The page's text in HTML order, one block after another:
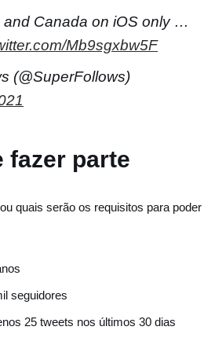
and Canada on iOS only …
Mb9sgxbw5F
(@SuperFollows)
fazer parte
quais serão os requisitos para poder
seguidores
25 tweets nos últimos 30 dias